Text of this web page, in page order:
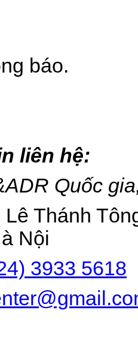
báo.
liên hệ:
Quốc
Thánh
Nội
3933 5618